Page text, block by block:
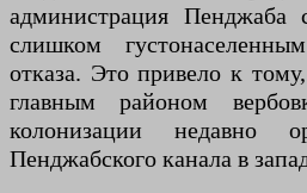
администрация Пенджаба
слишком
отказа. Это привело к
главным районом
колонизации недавно
Пенджабского канала в